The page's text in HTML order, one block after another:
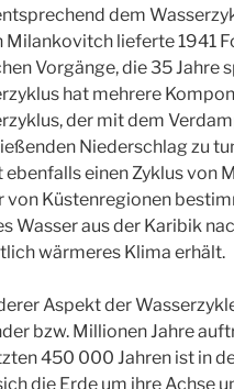
dem
Milankovitch lieferte 1941
Vorgänge, die 35 Jahre
hat mehrere
der mit dem
Niederschlag zu
ebenfalls einen Zyklus von
von Küstenregionen
Wasser aus der Karibik
wärmeres Klima erhält.
Aspekt der
bzw. Millionen Jahre
450 000 Jahren ist in
die Erde um ihre Achse